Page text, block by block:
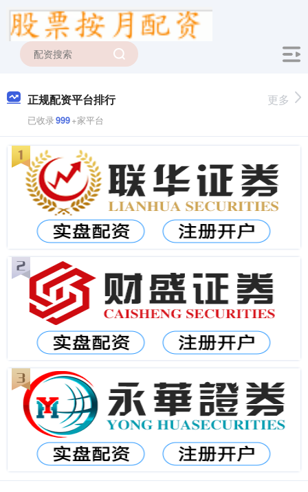
正规配资平台排行
已收录999+家平台
更多